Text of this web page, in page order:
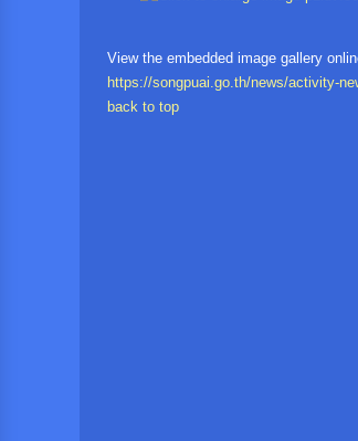
View the embedded image gallery
https://songpuai.go.th/news/activity-
back to top